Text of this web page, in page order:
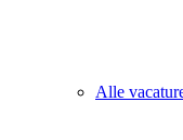
Alle